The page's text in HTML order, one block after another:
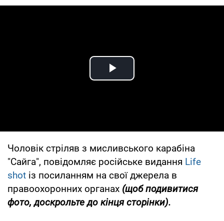
Play Video
Чоловік стріляв з мисливського карабіна
"Сайга", повідомляє російське видання Life
shot із посиланням на свої джерела в
правоохоронних органах (щоб подивитися
фото, доскрольте до кінця сторінки).